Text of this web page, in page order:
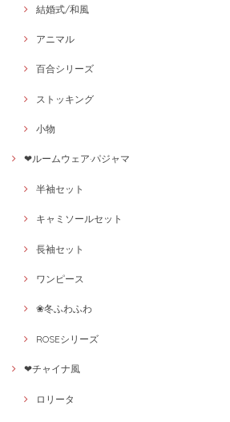
結婚式/和風
アニマル
百合シリーズ
ストッキング
小物
❤ルームウェア·パジャマ
半袖セット
キャミソールセット
長袖セット
ワンピース
❀冬ふわふわ
ROSEシリーズ
❤チャイナ風
ロリータ